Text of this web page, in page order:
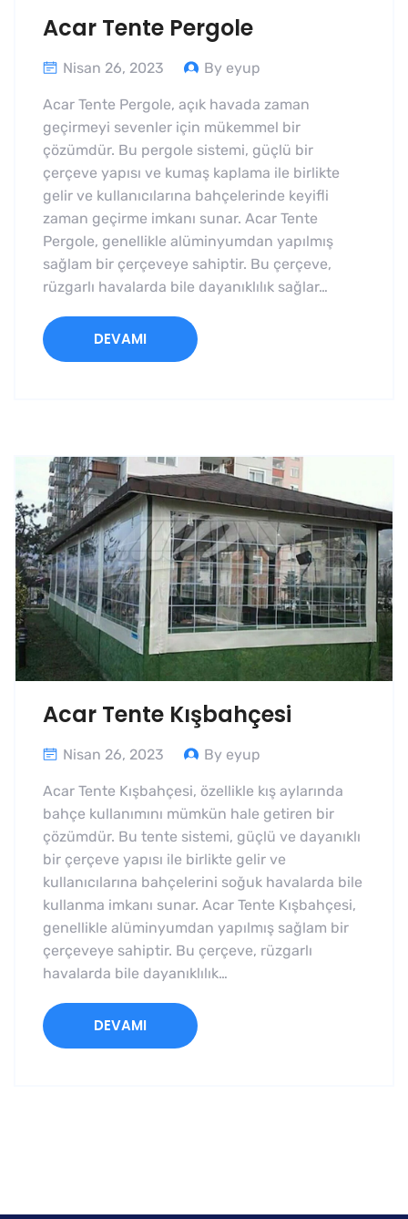
Acar Tente Pergole
Nisan 26, 2023 By eyup
Acar Tente Pergole, açık havada zaman
geçirmeyi sevenler için mükemmel bir
çözümdür. Bu pergole sistemi, güçlü bir
çerçeve yapısı ve kumaş kaplama ile birlikte
gelir ve kullanıcılarına bahçelerinde keyifli
zaman geçirme imkanı sunar. Acar Tente
Pergole, genellikle alüminyumdan yapılmış
sağlam bir çerçeveye sahiptir. Bu çerçeve,
rüzgarlı havalarda bile dayanıklılık sağlar…
DEVAMI
Acar Tente Kışbahçesi
Nisan 26, 2023 By eyup
Acar Tente Kışbahçesi, özellikle kış aylarında
bahçe kullanımını mümkün hale getiren bir
çözümdür. Bu tente sistemi, güçlü ve dayanıklı
bir çerçeve yapısı ile birlikte gelir ve
kullanıcılarına bahçelerini soğuk havalarda bile
kullanma imkanı sunar. Acar Tente Kışbahçesi,
genellikle alüminyumdan yapılmış sağlam bir
çerçeveye sahiptir. Bu çerçeve, rüzgarlı
havalarda bile dayanıklılık…
DEVAMI